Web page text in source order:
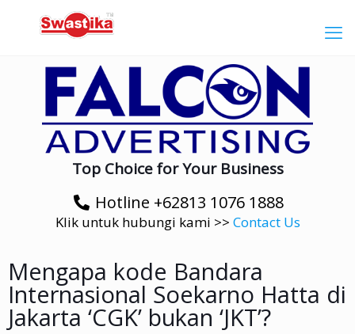
Top Choice for Your Business
Hotline +62813 1076 1888
Klik untuk hubungi kami >> Contact Us
Mengapa kode Bandara
Internasional Soekarno Hatta di
Jakarta ‘CGK’ bukan ‘JKT’?